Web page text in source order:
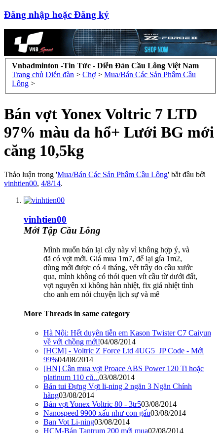
Đăng nhập hoặc Đăng ký
Vnbadminton -Tin Tức - Diễn Đàn Cầu Lông Việt Nam
Trang chủ Diễn đàn > Chợ > Mua/Bán Các Sản Phẩm Cầu
Lông >
Bán vợt Yonex Voltric 7 LTD
97% màu da hổ+ Lưới BG mới
căng 10,5kg
Thảo luận trong 'Mua/Bán Các Sản Phẩm Cầu Lông' bắt đầu bởi
vinhtien00, 4/8/14.
vinhtien00
Mới Tập Cầu Lông
Mình muốn bán lại cây này vì không hợp ý, và
đã có vợt mới. Giá mua 1m7, để lại gía 1m2,
dùng mới được có 4 tháng, vết trầy do cầu xước
qua, mình không có thói quen vít cầu từ dưới đất,
vợt nguyên xi không hàn nhiệt, fix giá nhiệt tình
cho anh em nói chuyện lịch sự và mê
More Threads in same category
Hà Nội: Hết duyên tiễn em Kason Twister C7 Caiyun
về với chồng mới!04/08/2014
[HCM] - Voltric Z Force Ltd 4UG5_JP Code - Mới
99%04/08/2014
[HN] Cần mua vợt Proace ABS Power 120 Ti hoặc
platinum 110 cũ...03/08/2014
Bán tui Đựng Vợt li-ning 2 ngăn 3 Ngăn Chính
hãng03/08/2014
Bán vợt Yonex Voltric 80 - 3tr503/08/2014
Nanospeed 9900 xấu như con gấu03/08/2014
Ban Vot Li-ning03/08/2014
HCM-Bán Tantrum 200 mới mua02/08/2014